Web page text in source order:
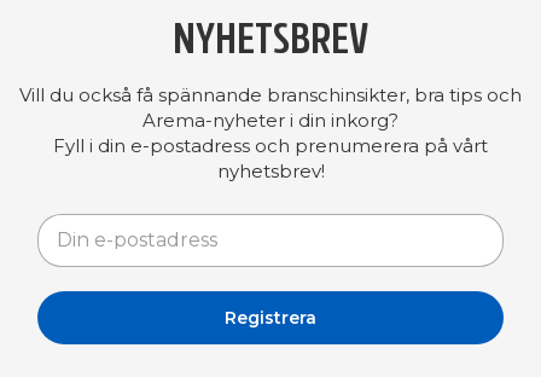
NYHETSBREV
Vill du också få spännande branschinsikter, bra tips och
Arema-nyheter i din inkorg?
Fyll i din e-postadress och prenumerera på vårt
nyhetsbrev!